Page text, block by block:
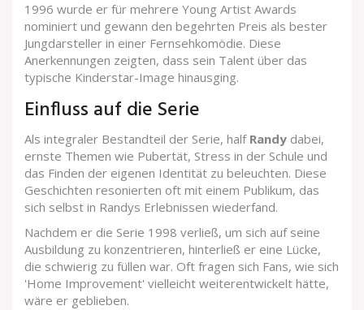
1996 wurde er für mehrere Young Artist Awards
nominiert und gewann den begehrten Preis als bester
Jungdarsteller in einer Fernsehkomödie. Diese
Anerkennungen zeigten, dass sein Talent über das
typische Kinderstar-Image hinausging.
Einfluss auf die Serie
Als integraler Bestandteil der Serie, half Randy dabei,
ernste Themen wie Pubertät, Stress in der Schule und
das Finden der eigenen Identität zu beleuchten. Diese
Geschichten resonierten oft mit einem Publikum, das
sich selbst in Randys Erlebnissen wiederfand.
Nachdem er die Serie 1998 verließ, um sich auf seine
Ausbildung zu konzentrieren, hinterließ er eine Lücke,
die schwierig zu füllen war. Oft fragen sich Fans, wie sich
'Home Improvement' vielleicht weiterentwickelt hätte,
wäre er geblieben.